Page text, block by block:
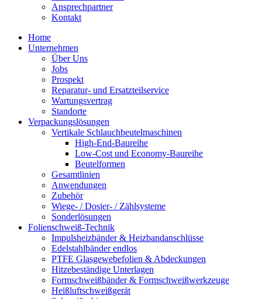
Ansprechpartner
Kontakt
Home
Unternehmen
Über Uns
Jobs
Prospekt
Reparatur- und Ersatzteil­service
Wartungsvertrag
Standorte
Verpackungslösungen
Vertikale Schlauch­beutelmaschinen
High-End-Baureihe
Low-Cost und Economy-Baureihe
Beutelformen
Gesamtlinien
Anwendungen
Zubehör
Wiege- / Dosier- / Zählsysteme
Sonderlösungen
Folienschweiß-Technik
Impuls­heizbänder & Heizband­anschlüsse
Edelstahlbänder endlos
PTFE Glas­gewebefolien & Abdeckungen
Hitzebeständige Unterlagen
Formschweiß­bänder & Formschweiß­werkzeuge
Heißluftschweißgerät